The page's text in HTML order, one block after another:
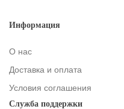
Информация
О нас
Доставка и оплата
Условия соглашения
Служба поддержки